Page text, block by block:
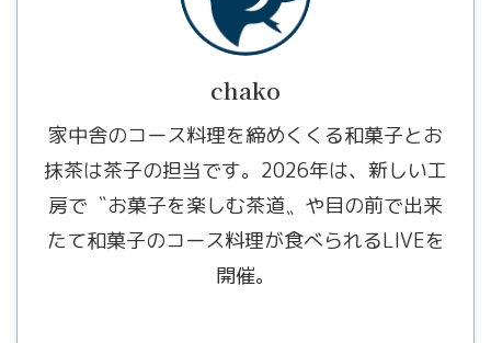
chako
家中舎のコース料理を締めくくる和菓子とお
抹茶は茶子の担当です。2026年は、新しい工
房で〝お菓子を楽しむ茶道〟や目の前で出来
たて和菓子のコース料理が食べられるLIVEを
開催。